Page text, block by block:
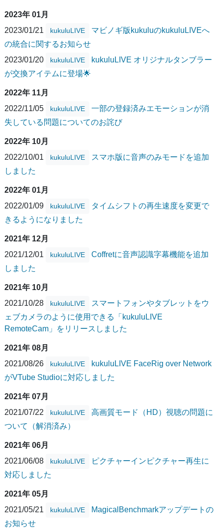
2023年 01月
2023/01/21
kukuluLIVE
マビノギ版kukuluのkukuluLIVEへ
の統合に関するお知らせ
2023/01/20
kukuluLIVE
kukuluLIVE オリジナルタンブラー
が交換アイテムに登場🌟
2022年 11月
2022/11/05
kukuluLIVE
一部の登録済みエモーションが消
失している問題についてのお詫び
2022年 10月
2022/10/01
kukuluLIVE
スマホ版に音声のみモードを追加
しました
2022年 01月
2022/01/09
kukuluLIVE
タイムシフトの再生速度を変更で
きるようになりました
2021年 12月
2021/12/01
kukuluLIVE
Coffretに音声認識字幕機能を追加
しました
2021年 10月
2021/10/28
kukuluLIVE
スマートフォンやタブレットをウ
ェブカメラのように使用できる「kukuluLIVE
RemoteCam」をリリースしました
2021年 08月
2021/08/26
kukuluLIVE
kukuluLIVE FaceRig over Network
がVTube Studioに対応しました
2021年 07月
2021/07/22
kukuluLIVE
高画質モード（HD）視聴の問題に
ついて（解消済み）
2021年 06月
2021/06/08
kukuluLIVE
ピクチャーインピクチャー再生に
対応しました
2021年 05月
2021/05/21
kukuluLIVE
MagicalBenchmarkアップデートの
お知らせ